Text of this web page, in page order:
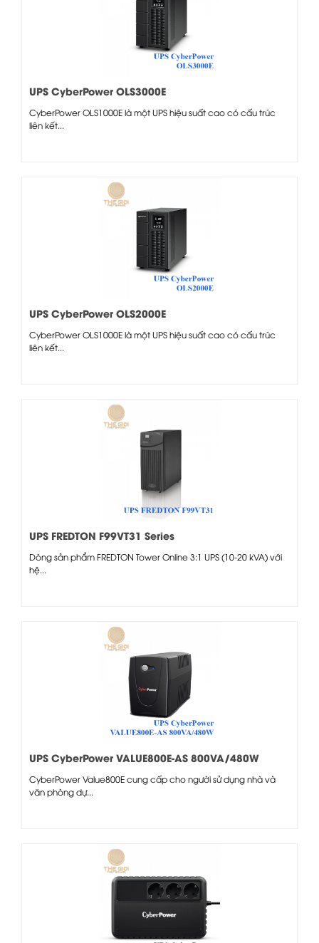
UPS CyberPower OLS3000E
CyberPower OLS1000E là một UPS hiệu suất cao có cấu trúc
liên kết...
UPS CyberPower OLS2000E
CyberPower OLS1000E là một UPS hiệu suất cao có cấu trúc
liên kết...
UPS FREDTON F99VT31 Series
Dòng sản phẩm FREDTON Tower Online 3:1 UPS (10-20 kVA) với
hệ...
UPS CyberPower VALUE800E-AS 800VA/480W
CyberPower Value800E cung cấp cho người sử dụng nhà và
văn phòng dự...